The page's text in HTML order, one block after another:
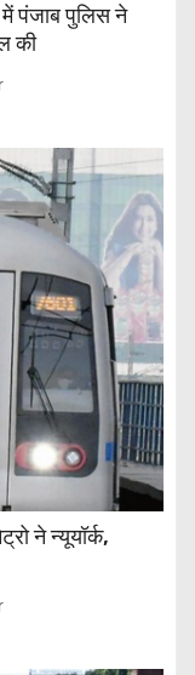
पंजाब पुलिस ने
की
ने न्यूयॉर्क,